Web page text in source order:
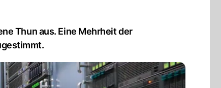
Thun aus. Eine Mehrheit der